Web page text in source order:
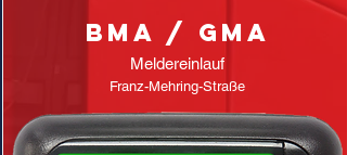
BMA / GMA
Meldereinlauf
Franz-Mehring-Straße